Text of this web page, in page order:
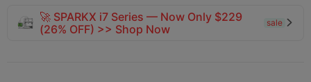
🚀 SPARKX i7 Series — Now Only $229
(26% OFF) >> Shop Now
sale 